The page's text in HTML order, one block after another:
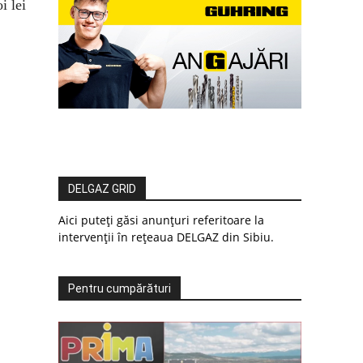
lei
DELGAZ GRID
Aici puteți găsi anunțuri referitoare la
intervenții în rețeaua DELGAZ din Sibiu.
Pentru cumpărături